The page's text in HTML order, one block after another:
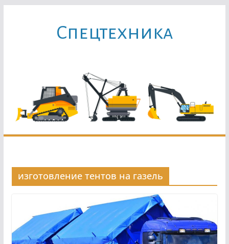
содержимомуCпецтехника
изготовление тентов на газель